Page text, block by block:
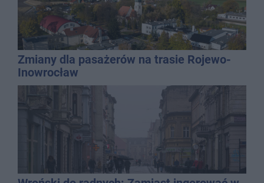
Zmiany dla pasażerów na trasie Rojewo-
Inowrocław